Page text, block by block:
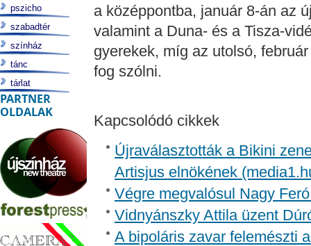
a középpontba, január 8-án az
valamint a Duna- és a Tisza-
gyerekek, míg az utolsó,
fog szólni.
Kapcsolódó cikkek
Újraválasztották a Bikini
Artisjus elnökének
Végre megvalósul Nagy
Vidnyánszky Attila üzent
A bipoláris zavar felemészti
pszicho
szabadtér
színház
tánc
tárlat
PARTNER
OLDALAK